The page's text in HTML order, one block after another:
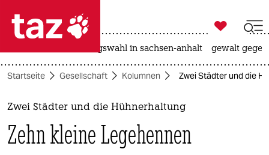
 taz zahl ich
taz zahl ich
themen
politik

taz zahl ich
landtagswahl in sachsen-anhalt gewalt
Startseite Gesellschaft Kolumnen Zwei Städter und die
Zwei Städter und die Hühnerhaltung
Zehn kleine Legehennen